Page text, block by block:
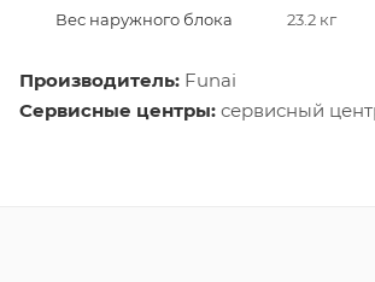
Вес наружного блока 23.2 кг
Производитель: Funai
Сервисные центры: сервисный